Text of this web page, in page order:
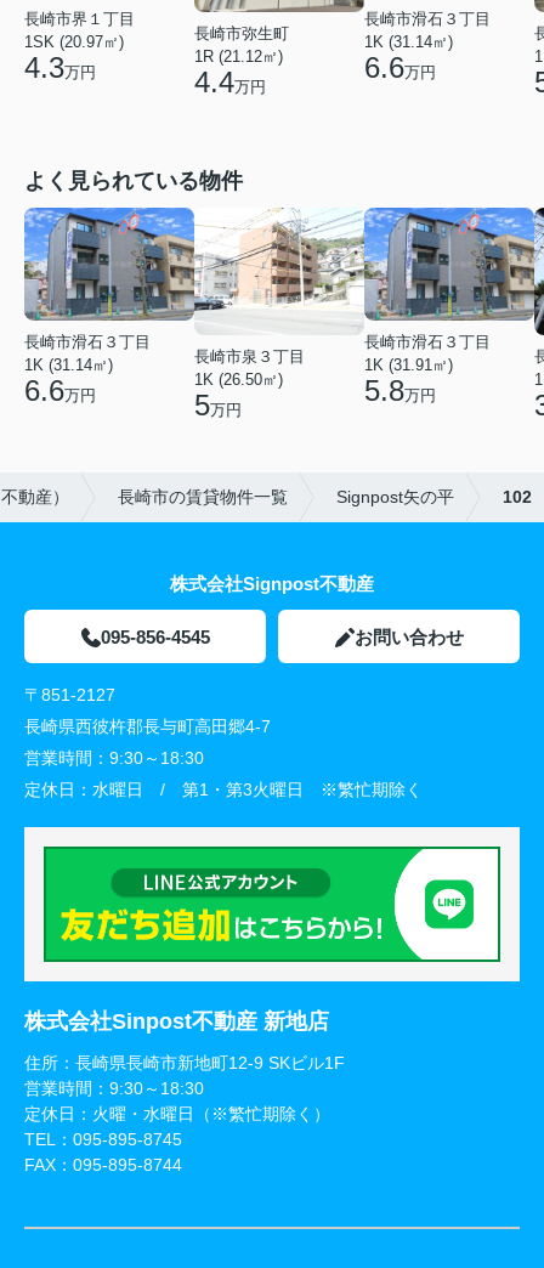
長崎市界１丁目
1SK (20.97㎡)
4.3万円
長崎市弥生町
1R (21.12㎡)
4.4万円
長崎市滑石３丁目
1K (31.14㎡)
6.6万円
よく見られている物件
長崎市滑石３丁目
1K (31.14㎡)
6.6万円
長崎市泉３丁目
1K (26.50㎡)
5万円
長崎市滑石３丁目
1K (31.91㎡)
5.8万円
動産） 長崎市の賃貸物件一覧 Signpost矢の平 102
株式会社Signpost不動産
095-856-4545 お問い合わせ
〒851-2127
長崎県西彼杵郡長与町高田郷4-7
営業時間： 9:30～18:30
定休日： 水曜日 / 第1・第3火曜日 ※繁忙期除く
株式会社Sinpost不動産 新地店
住所：長崎県長崎市新地町12-9 SKビル1F
営業時間：9:30～18:30
定休日：火曜・水曜日（※繁忙期除く）
TEL： 095-895-8745
FAX：095-895-8744